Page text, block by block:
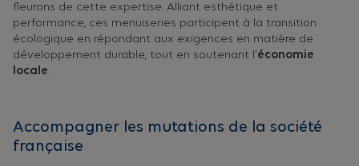
fleurons de cette expertise. Alliant esthétique et
performance, ces menuiseries participent à la transition
écologique en répondant aux exigences en matière de
développement durable, tout en soutenant l'économie
locale.
Accompagner les mutations de la société
française